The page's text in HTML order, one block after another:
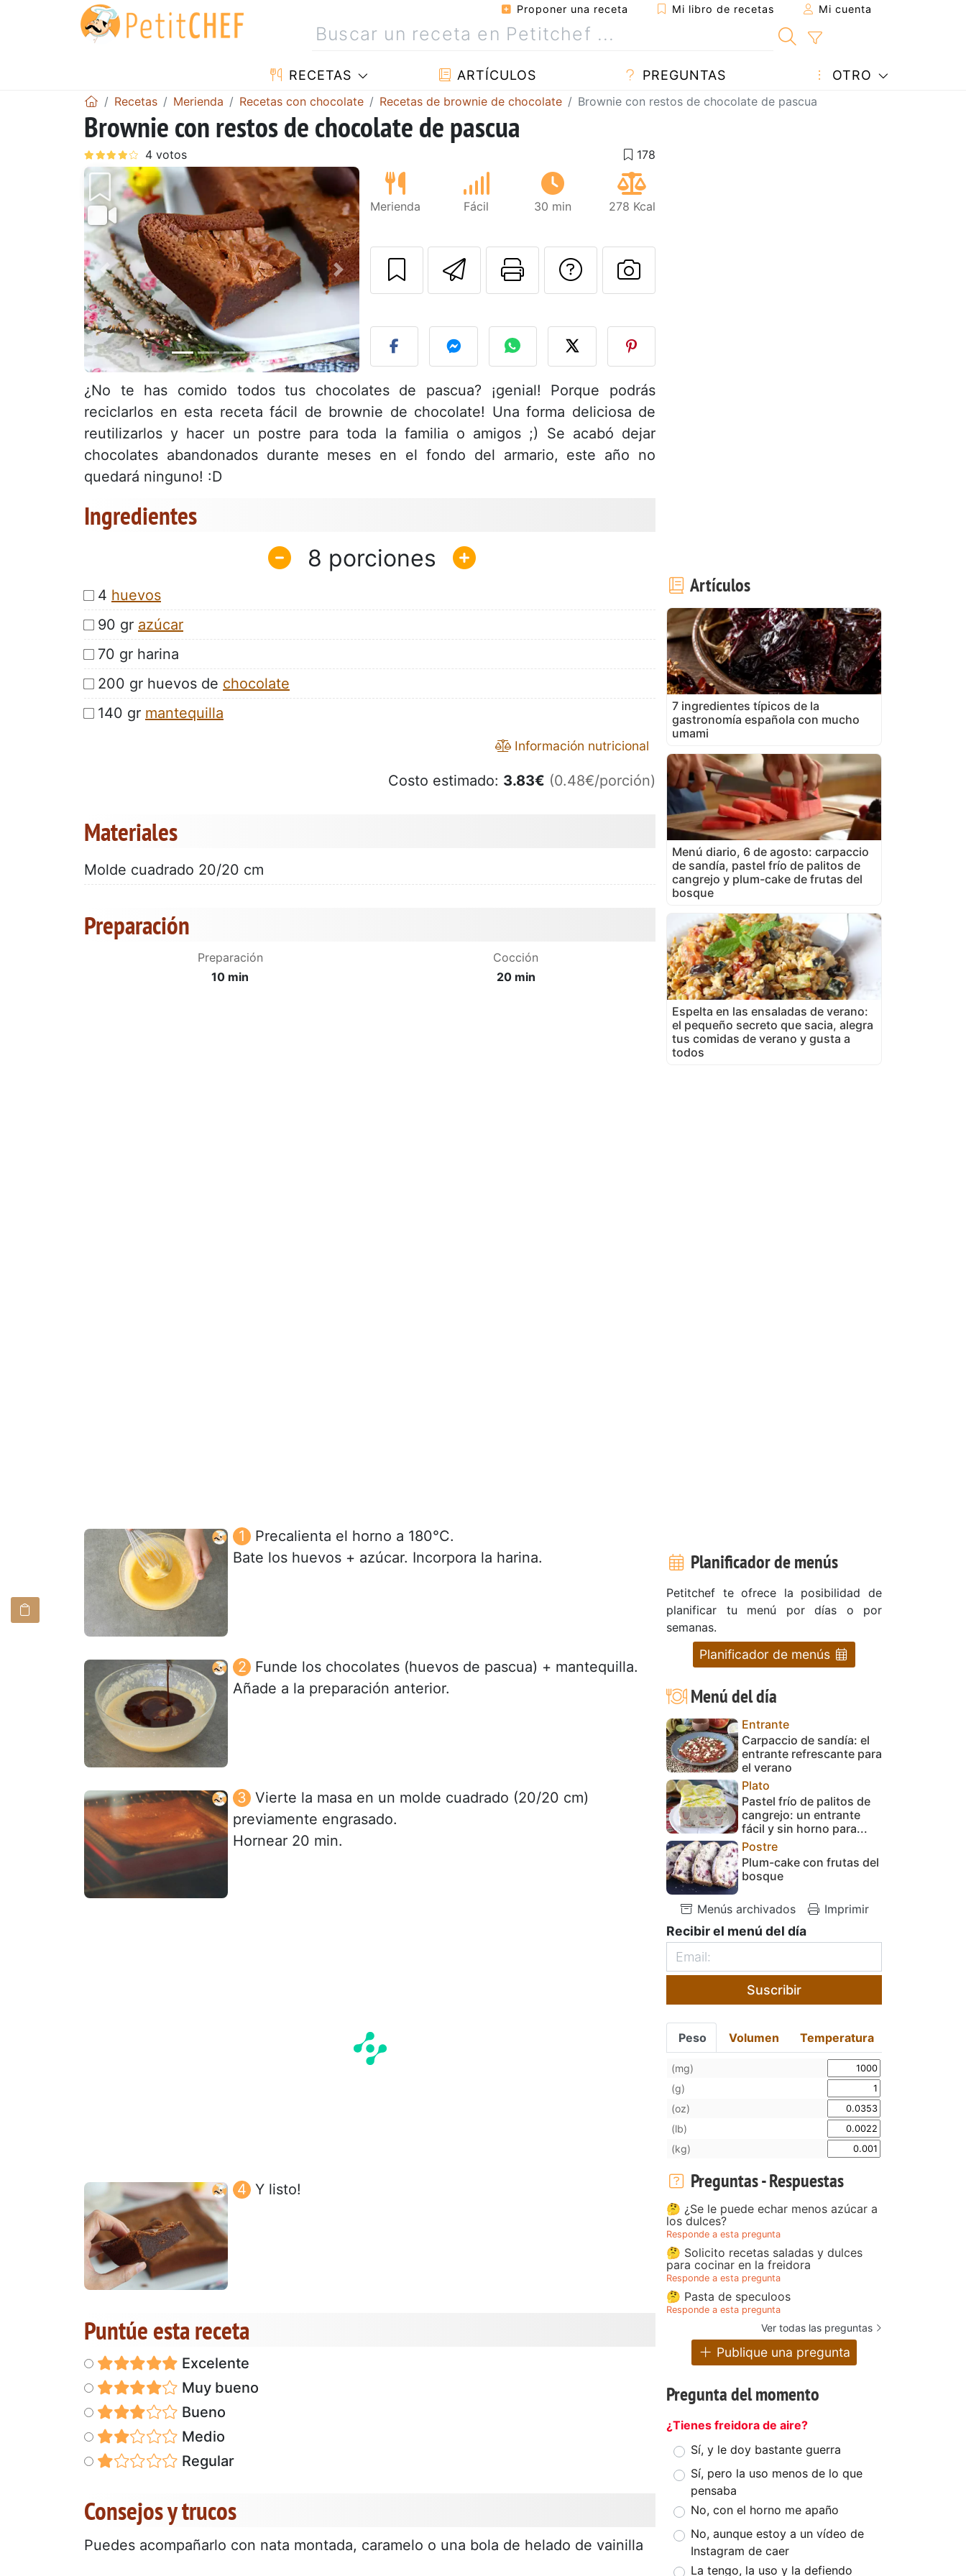
Proponer una receta Mi libro de recetas Mi cuenta
RECETAS ARTÍCULOS PREGUNTAS OTRO
Recetas Merienda Recetas con chocolate Recetas de brownie de chocolate Brownie con restos de chocolate de pascua
Brownie con restos de chocolate de pascua
Anterior Siguiente
Merienda Fácil 30 min 278 Kcal
Enviar esta receta a un amigo
Imprimir esta página
Preguntar al autor
Publicar la foto de esta receta
¿No te has comido todos tus chocolates de pascua? ¡genial! Porque podrás
reciclarlos en esta receta fácil de brownie de chocolate! Una forma deliciosa de
reutilizarlos y hacer un postre para toda la familia o amigos ;) Se acabó dejar
chocolates abandonados durante meses en el fondo del armario, este año no
quedará ninguno! :D
Ingredientes
8
4 huevos
90 gr azúcar
70 gr harina
200 gr huevos de chocolate
140 gr mantequilla
Información nutricional
Costo estimado: 3.83€ (0.48€/porción)
Materiales
Molde cuadrado 20/20 cm
Preparación
Preparación
10 min
Cocción
20 min
Precalienta el horno a 180°C.
Bate los huevos + azúcar. Incorpora la harina.
Funde los chocolates (huevos de pascua) + mantequilla.
Añade a la preparación anterior.
Vierte la masa en un molde cuadrado (20/20 cm)
previamente engrasado.
Hornear 20 min.
Y listo!
Puntúe esta receta
Excelente
Muy bueno
Bueno
Medio
Regular
Consejos y trucos
Puedes acompañarlo con nata montada, caramelo o una bola de helado de vainilla
Artículos
7 ingredientes típicos de la
gastronomía española con mucho
umami
Menú diario, 6 de agosto: carpaccio
de sandía, pastel frío de palitos de
cangrejo y plum-cake de frutas del
bosque
Espelta en las ensaladas de verano:
el pequeño secreto que sacia, alegra
tus comidas de verano y gusta a
todos
Planificador de menús
Petitchef te ofrece la posibilidad de
planificar tu menú por días o por
semanas.
Planificador de menús
Menú del día
Entrante
Carpaccio de sandía: el
entrante refrescante para
el verano
Plato
Pastel frío de palitos de
cangrejo: un entrante
fácil y sin horno para...
Postre
Plum-cake con frutas del
bosque
Menús archivados Imprimir
Recibir el menú del día
Suscribir
Peso Volumen Temperatura
(mg)
(g)
(oz)
(lb)
(kg)
Preguntas - Respuestas
🤔 ¿Se le puede echar menos azúcar a
los dulces?
Responde a esta pregunta
🤔 Solicito recetas saladas y dulces
para cocinar en la freidora
Responde a esta pregunta
🤔 Pasta de speculoos
Responde a esta pregunta
Ver todas las preguntas
Publique una pregunta
Pregunta del momento
¿Tienes freidora de aire?
Sí, y le doy bastante guerra
Sí, pero la uso menos de lo que
pensaba
No, con el horno me apaño
No, aunque estoy a un vídeo de
Instagram de caer
La tengo, la uso y la defiendo